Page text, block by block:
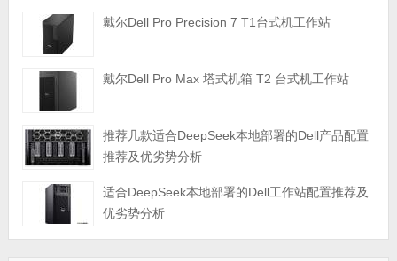
戴尔Dell Pro Precision 7 T1台式机工作站
戴尔Dell Pro Max 塔式机箱 T2 台式机工作站
推荐几款适合DeepSeek本地部署的Dell产品配置
推荐及优劣势分析
适合DeepSeek本地部署的Dell工作站配置推荐及
优劣势分析